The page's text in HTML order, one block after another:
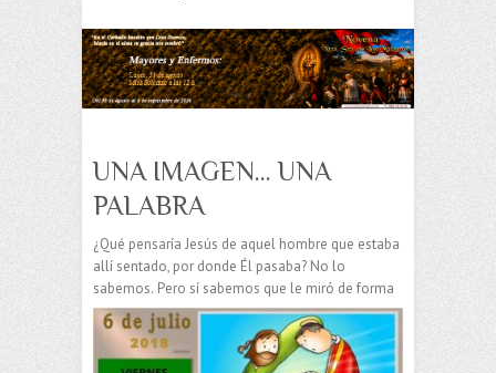
UNA IMAGEN… UNA
PALABRA
¿Qué pensaría Jesús de aquel hombre que estaba
allí sentado, por donde Él pasaba? No lo
sabemos. Pero sí sabemos que le miró de forma